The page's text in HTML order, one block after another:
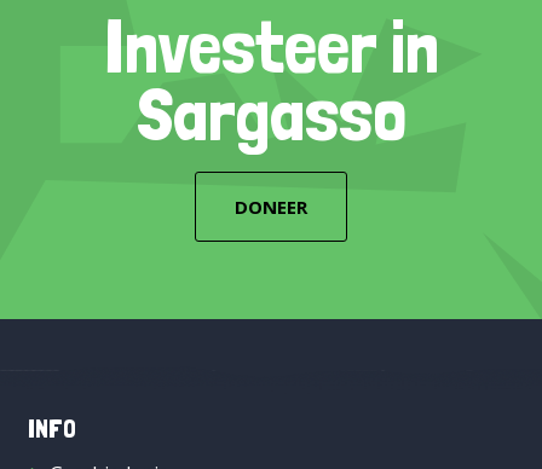
Investeer in
Sargasso
DONEER
INFO